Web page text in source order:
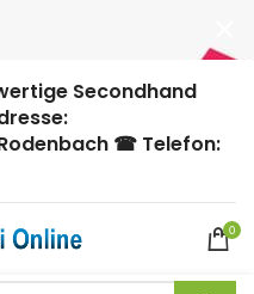
Secondhand
☎ Telefon:
0